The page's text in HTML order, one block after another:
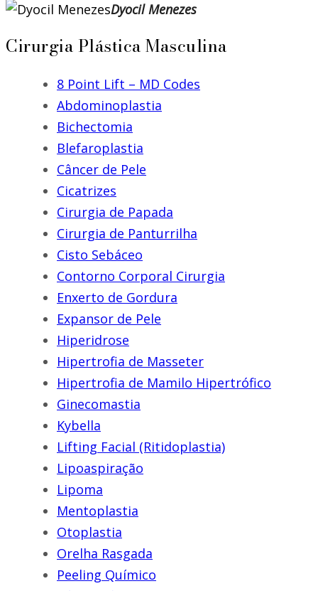
Dyocil Menezes
Cirurgia Plástica Masculina
8 Point Lift – MD Codes
Abdominoplastia
Bichectomia
Blefaroplastia
Câncer de Pele
Cicatrizes
Cirurgia de Papada
Cirurgia de Panturrilha
Cisto Sebáceo
Contorno Corporal Cirurgia
Enxerto de Gordura
Expansor de Pele
Hiperidrose
Hipertrofia de Masseter
Hipertrofia de Mamilo Hipertrófico
Ginecomastia
Kybella
Lifting Facial (Ritidoplastia)
Lipoaspiração
Lipoma
Mentoplastia
Otoplastia
Orelha Rasgada
Peeling Químico